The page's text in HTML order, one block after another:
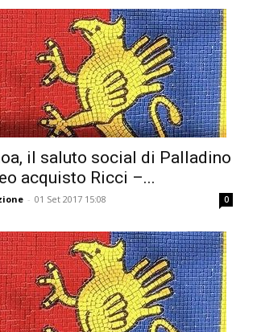
il saluto social di Palladino
acquisto Ricci –...
- 01 Set 2017 15:08 0